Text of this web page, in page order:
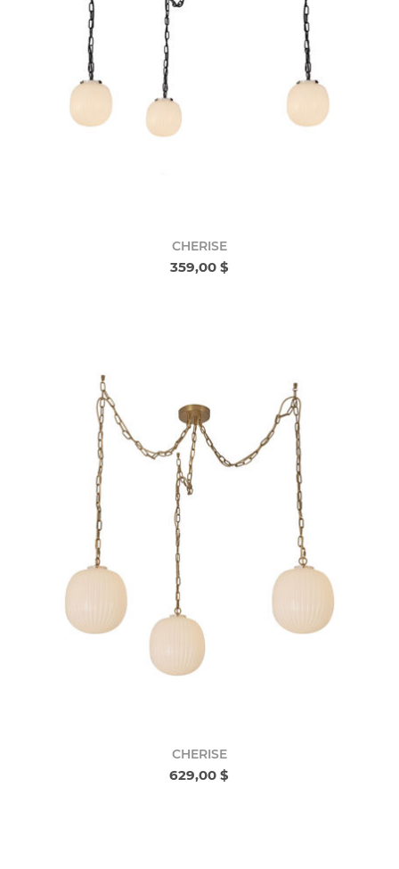
CHERISE
359,00 $
CHERISE
629,00 $